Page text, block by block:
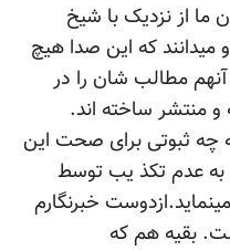
با شیخ
که این صدا هیچ
شان را در
ساخته اند.
برای صحت این
تکذ یب توسط
خبرنگارم
هم که